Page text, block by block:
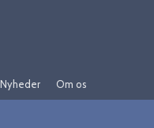
Nyheder Om os